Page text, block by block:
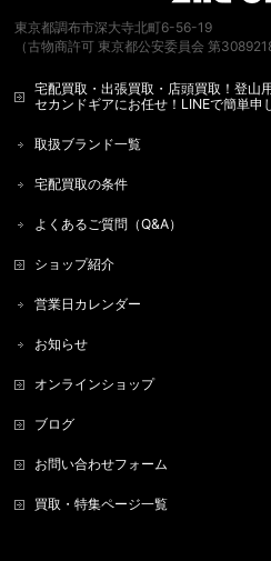
東京都調布市深大寺北町6-56-19
（古物商許可 東京都公安委員会 第
宅配買取・出張買取・店頭買取！登山
セカンドギアにお任せ！LINEで簡単申
取扱ブランド一覧
宅配買取の条件
よくあるご質問（Q&A）
ショップ紹介
営業日カレンダー
お知らせ
オンラインショップ
ブログ
お問い合わせフォーム
買取・特集ページ一覧